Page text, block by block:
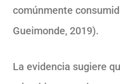
comúnmente
Gueimonde, 2019).
La evidencia sugiere